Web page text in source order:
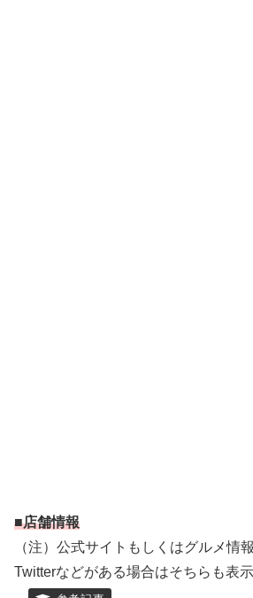
■店舗情報
（注）公式サイトもしくはグルメ情
Twitterなどがある場合はそちらも表示